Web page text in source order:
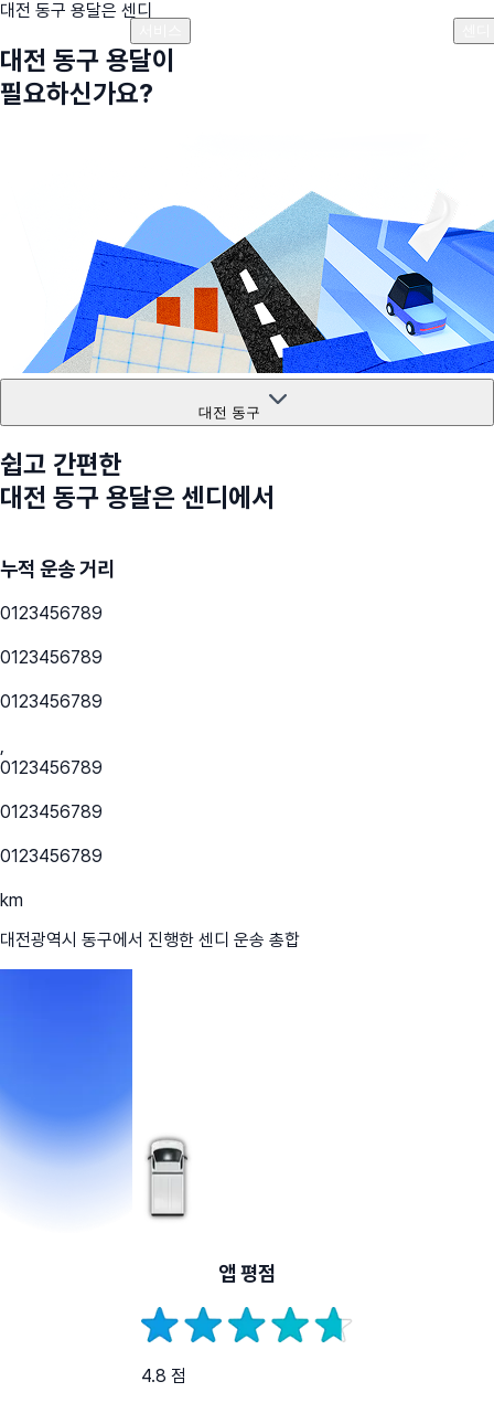
대전 동구 용달은 센디
대전 동구 용달이
필요하신가요?
대전 동구
쉽고 간편한
대전 동구 용달은 센디에서
누적 운송 거리
0123456789
0123456789
0123456789
,
0123456789
0123456789
0123456789
km
대전광역시 동구에서 진행한 센디 운송 총합
앱 평점
4.8 점